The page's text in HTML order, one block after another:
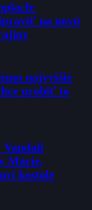
na novú
najvyššie
urobiť to
Vandali
Márie,
kostole